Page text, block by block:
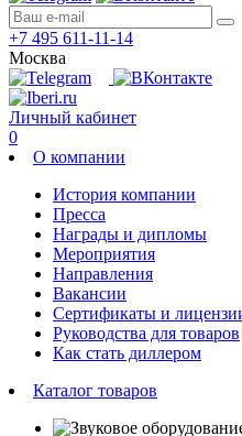
+7 495 611-11-14
Москва
Личный кабинет
0
О компании
История компании
Пресса
Награды и дипломы
Мероприятия
Направления
Вакансии
Сертификаты и
Руководства для товаров
Как стать диллером
Каталог товаров